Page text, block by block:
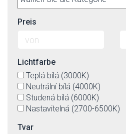
Preis
Lichtfarbe
Teplá bílá (3000K)
Neutrální bílá (4000K)
Studená bílá (6000K)
Nastavitelná (2700-6500K)
Tvar